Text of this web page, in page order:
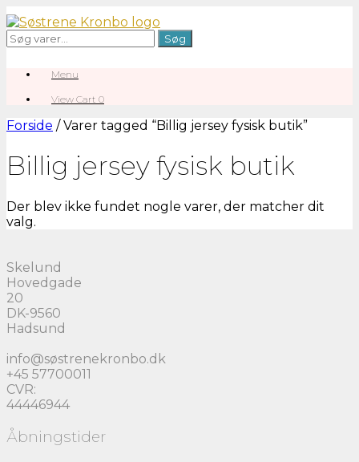
Gå
til
indhold
Søg
efter:
Søg
Menu
View
cart
View Cart 0
Forside / Varer tagged “Billig jersey fysisk butik”
Billig jersey fysisk butik
Der blev ikke fundet nogle varer, der matcher dit
valg.
Skelund
Hovedgade
20
DK-9560
Hadsund
info@søstrenekronbo.dk
+45 57700011
CVR:
44446944
Åbningstider